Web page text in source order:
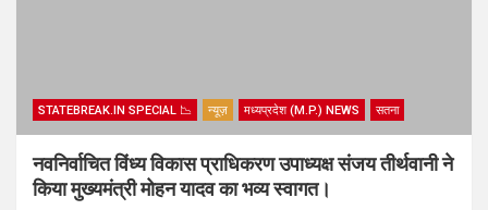
STATEBREAK.IN SPECIAL 📉 न्यूज़ मध्यप्रदेश (M.P.) NEWS सतना
नवनिर्वाचित विंध्य विकास प्राधिकरण उपाध्यक्ष संजय तीर्थवानी ने
किया मुख्यमंत्री मोहन यादव का भव्य स्वागत।